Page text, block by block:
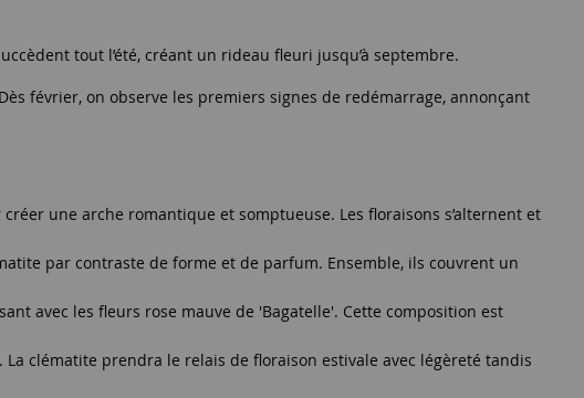
tout l’été, créant un rideau fleuri jusqu’à septembre.
février, on observe les premiers signes de redémarrage, annonçant
une arche romantique et somptueuse. Les floraisons s’alternent et
par contraste de forme et de parfum. Ensemble, ils couvrent un
avec les fleurs rose mauve de 'Bagatelle'. Cette composition est
clématite prendra le relais de floraison estivale avec légèreté tandis